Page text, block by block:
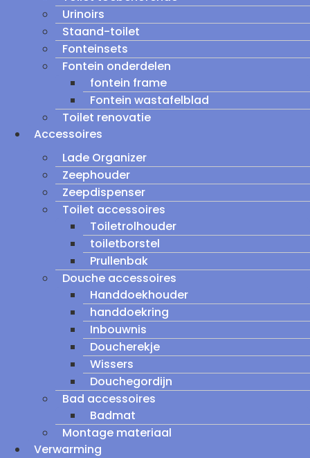
Urinoirs
Staand-toilet
Fonteinsets
Fontein onderdelen
fontein frame
Fontein wastafelblad
Toilet renovatie
Accessoires
Lade Organizer
Zeephouder
Zeepdispenser
Toilet accessoires
Toiletrolhouder
toiletborstel
Prullenbak
Douche accessoires
Handdoekhouder
handdoekring
Inbouwnis
Doucherekje
Wissers
Douchegordijn
Bad accessoires
Badmat
Montage materiaal
Verwarming